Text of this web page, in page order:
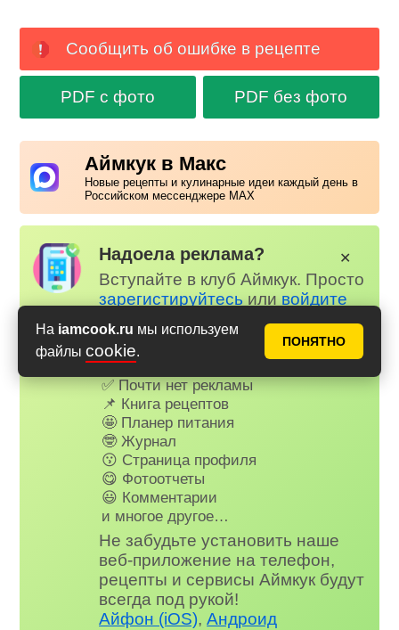
На iamcook.ru мы используем
файлы cookie.
ПОНЯТНО
Сообщить об ошибке в рецепте
PDF с фото PDF без фото
Аймкук в Макс
Новые рецепты и кулинарные идеи каждый день в
Российском мессенджере MAX
Надоела реклама?
Вступайте в клуб Аймкук. Просто
зарегистируйтесь или войдите
на наш сайт через Яндекс или
ВК.
Для всех, кто в клубе...
✅ Почти нет рекламы
📌 Книга рецептов
🤩 Планер питания
🤓 Журнал
😗 Страница профиля
😋 Фотоотчеты
😃 Комментарии
и многое другое…
Не забудьте установить наше
веб-приложение на телефон,
рецепты и сервисы Аймкук будут
всегда под рукой!
Айфон (iOS),Андроид
✕